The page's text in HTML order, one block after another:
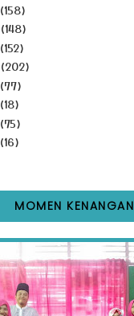
(158)
(148)
(152)
(202)
(77)
(18)
(75)
(16)
MOMEN KENANGAN